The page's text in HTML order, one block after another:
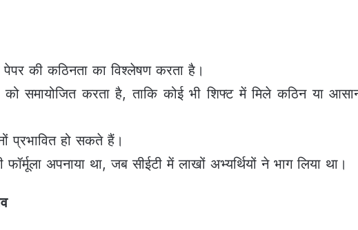
पेपर की कठिनता का विश्लेषण करता है।
को समायोजित करता है, ताकि कोई भी शिफ्ट में मिले कठिन या
प्रभावित हो सकते हैं।
अपनाया था, जब सीईटी में लाखों अभ्यर्थियों ने भाग लिया था।